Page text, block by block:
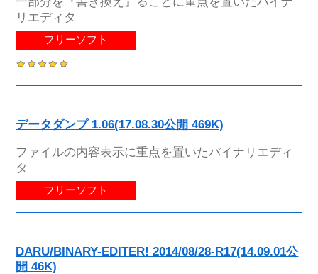
リエディタ
フリーソフト
データダンプ 1.06(17.08.30公開 469K)
ファイルの内容表示に重点を置いたバイナリエディ
タ
フリーソフト
DARU/BINARY-EDITER! 2014/08/28-R17(14.09.01公
開 46K)